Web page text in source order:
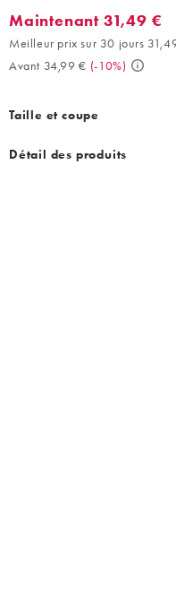
Maintenant 31,49 €.
Maintenant 31,49 €
Meilleur prix sur 30 jours
Avant 34,99 € (-10%)
Taille et coupe
Détail des produits